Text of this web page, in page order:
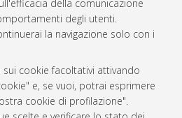
della comunicazione
degli utenti.
la navigazione solo con i
cookie facoltativi attivando
e, se vuoi, potrai esprimere
cookie di profilazione".
documento: